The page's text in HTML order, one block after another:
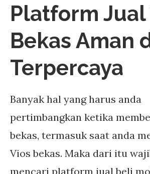
Platform
Bekas Aman
Terpercaya
Banyak hal yang harus anda
pertimbangkan ketika
bekas, termasuk saat anda
Vios bekas. Maka dari itu
mencari platform jual beli